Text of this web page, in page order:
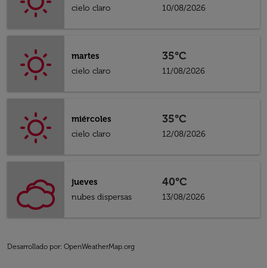
cielo claro
10/08/2026
martes
cielo claro
35°C
11/08/2026
miércoles
cielo claro
35°C
12/08/2026
jueves
nubes dispersas
40°C
13/08/2026
Desarrollado por: OpenWeatherMap.org